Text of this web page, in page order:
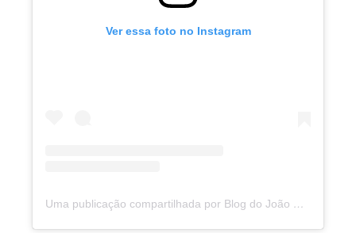
Ver essa foto no Instagram
Uma publicação compartilhada por Blog do João Marcolino (@joaomarcolinoneto)